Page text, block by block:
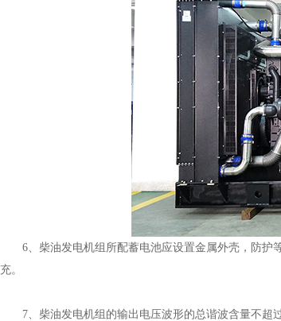
6、柴油发电机组所配蓄电池应设置金属外壳，防护
充。
7、柴油发电机组的输出电压波形的总谐波含量不超过